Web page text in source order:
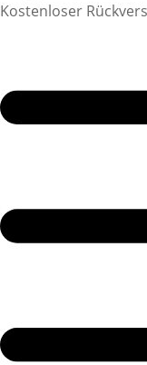
Kostenloser